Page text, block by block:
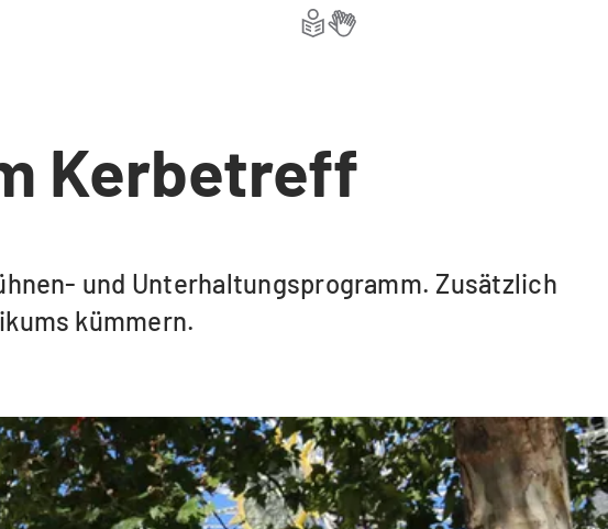
Kerbetreff
und Unterhaltungsprogramm. Zusätzlich
kümmern.